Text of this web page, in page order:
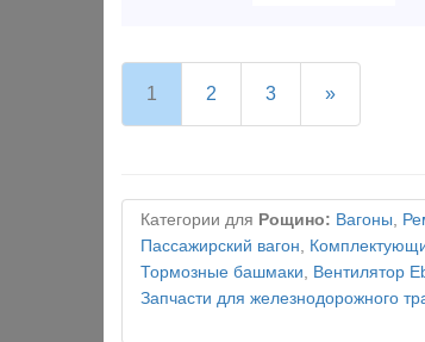
1 2 3 »
Категории для Рощино: Вагоны,
Пассажирский вагон,
Тормозные башмаки, Вентилятор
Запчасти для железнодорожного